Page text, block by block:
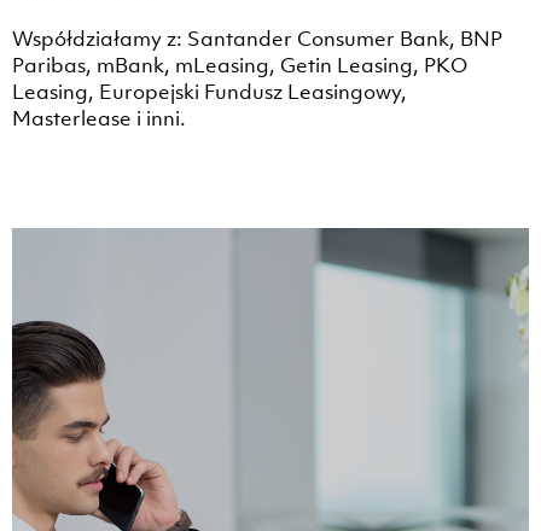
Współdziałamy z: Santander Consumer Bank, BNP
Paribas, mBank, mLeasing, Getin Leasing, PKO
Leasing, Europejski Fundusz Leasingowy,
Masterlease i inni.